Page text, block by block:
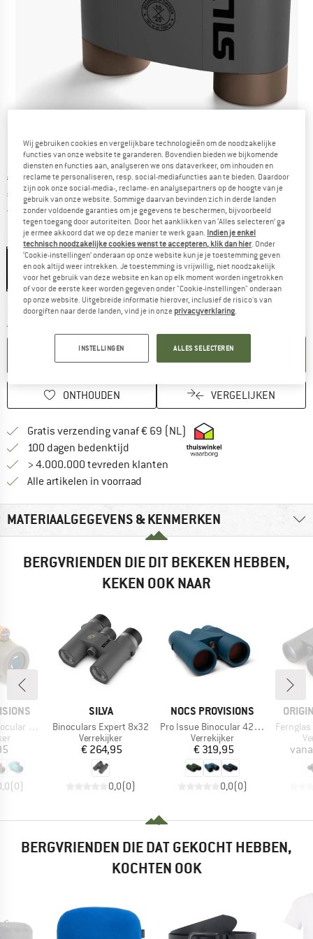
Oorspronkelijke prijs :
€ 159,95
Prijs:
€ 151,95 incl. BTW
Gratis verzending(NL)Nederland. Informatie over de
Kleur:Grey
Grey
-5%
Levertijd: 3-5 werkdagenDe link wordt geopend in een infovak en bevat
Aantal:
IN DE WINKELMAND
ONTHOUDEN VERGELIJKEN
Gratis verzending vanaf € 69 (NL) Vind hier de
100 dagen bedenktijd Vind de betalingsinformatie hier!
> 4.000.000 tevreden klanten
Alle artikelen in voorraad
MATERIAALGEGEVENS & KENMERKEN
BERGVRIENDEN DIE DIT BEKEKEN HEBBEN,
KEKEN OOK NAAR
32mm
(0)
MERK
SILVA
Artikel
Binoculars Expert 8x32
Productgroep
Verrekijker
Prijs
€ 264,95
0,0(0)
MERK
NOCS PROVISIONS
Artikel
Pro Issue Binocular 42 mm
Productgroep
Verrekijker
Prijs
€ 319,95
0,0(0)
MERK
Artikel
BERGVRIENDEN DIE DAT GEKOCHT HEBBEN,
KOCHTEN OOK
Wij gebruiken cookies en vergelijkbare technologieën om de noodzakelijke
functies van onze website te garanderen. Bovendien bieden we bijkomende
diensten en functies aan, analyseren we ons dataverkeer, om inhouden en
reclame te personaliseren, resp. social-mediafuncties aan te bieden. Daardoor
zijn ook onze social-media-, reclame- en analysepartners op de hoogte van je
gebruik van onze website. Sommige daarvan bevinden zich in derde landen
zonder voldoende garanties om je gegevens te beschermen, bijvoorbeeld
tegen toegang door autoriteiten. Door het aanklikken van ‘Alles selecteren’ ga
je ermee akkoord dat we op deze manier te werk gaan. Indien je enkel
technisch noodzakelijke cookies wenst te accepteren, klik dan hier . Onder
‘Cookie-instellingen’ onderaan op onze website kun je je toestemming geven
en ook altijd weer intrekken. Je toestemming is vrijwillig, niet noodzakelijk
voor het gebruik van deze website en kan op elk moment worden ingetrokken
of voor de eerste keer worden gegeven onder "Cookie-instellingen" onderaan
op onze website. Uitgebreide informatie hierover, inclusief de risico's van
doorgiften naar derde landen, vind je in onze privacyverklaring
INSTELLINGEN ALLES SELECTEREN